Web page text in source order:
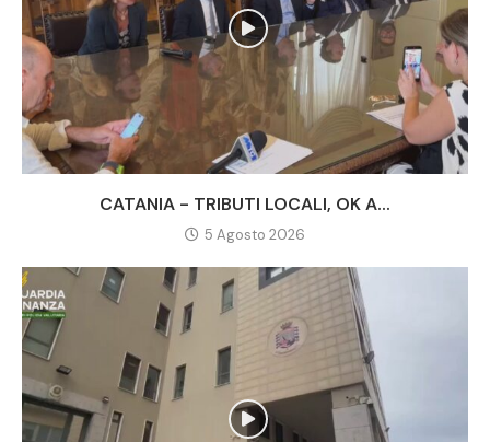
CATANIA - TRIBUTI LOCALI, OK A...
5 Agosto 2026